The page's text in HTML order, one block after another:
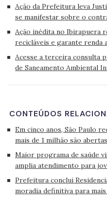
Ação da Prefeitura leva
se manifestar sobre o
Ação inédita no Ibirapuera
recicláveis e garante renda
Acesse a terceira consulta
de Saneamento Ambiental
CONTEÚDOS
Em cinco anos, São Paulo
mais de 1 milhão são abertas
Maior programa de saúde
amplia atendimento para
Prefeitura conclui
moradia definitiva para